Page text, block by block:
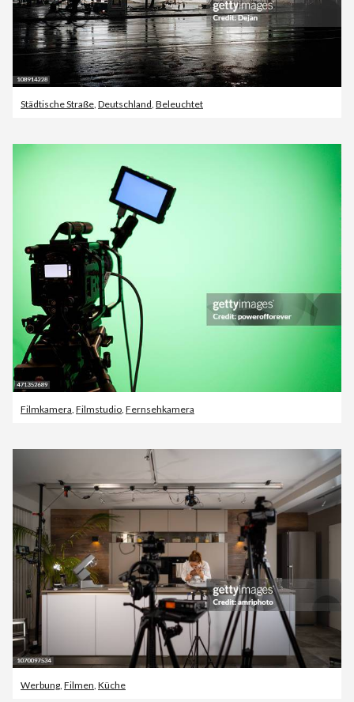
Städtische Straße Deutschland Beleuchtet
Filmkamera, Filmstudio, Fernsehkamera
Werbung, Filmen, Küche